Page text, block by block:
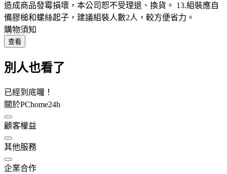
造成商品發霉損壞，本公司恕不受理退、換貨。 13.組裝應自
備膠槌和螺絲起子，建議組裝人數2人，較方便省力。
購物須知
查看
別人也看了
已經到底囉！
關於PChome24h
顧客權益
其他服務
企業合作